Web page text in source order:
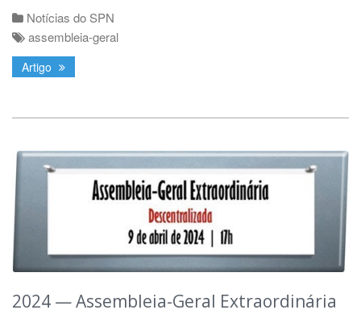
Notícias do SPN
assembleia-geral
Artigo
2024 — Assembleia-Geral Extraordinária